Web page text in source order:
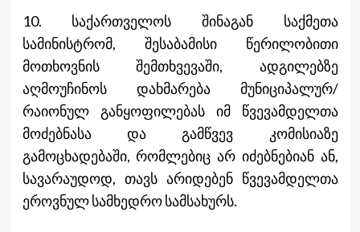
10. საქართველოს შინაგან საქმეთა
სამინისტრომ, შესაბამისი წერილობითი
მოთხოვნის შემთხვევაში, ადგილებზე
აღმოუჩინოს დახმარება მუნიციპალურ/
რაიონულ განყოფილებას იმ წვევამდელთა
მოძებნასა და გამწვევ კომისიაზე
გამოცხადებაში, რომლებიც არ იძებნებიან ან,
სავარაუდოდ, თავს არიდებენ წვევამდელთა
ეროვნულ სამხედრო სამსახურს.